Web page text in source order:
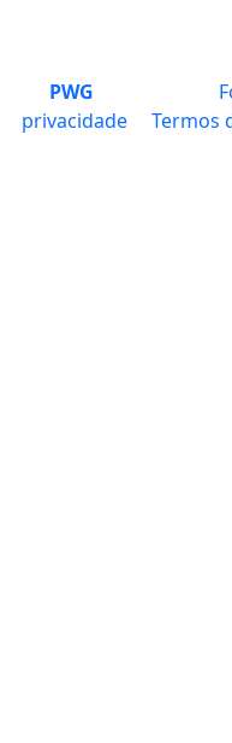
PWG
privacidade
Termos